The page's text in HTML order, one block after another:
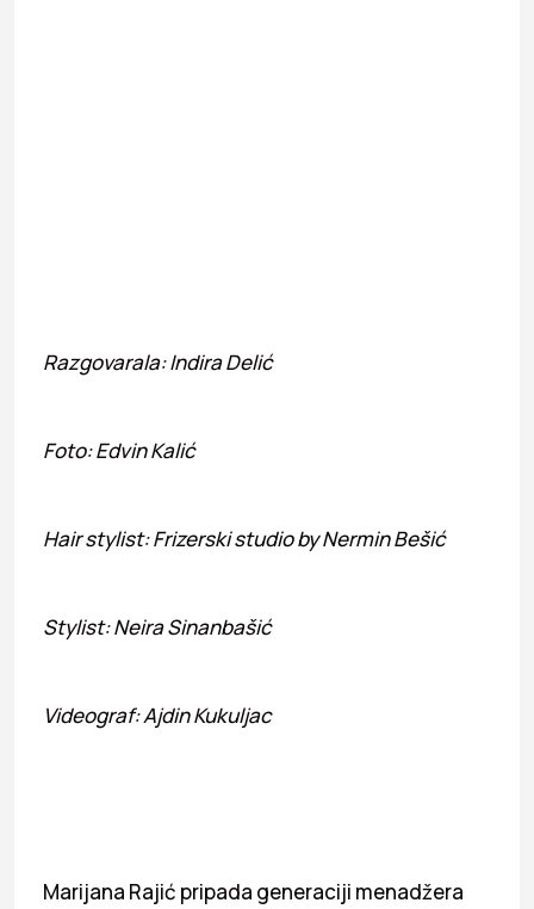
Razgovarala: Indira Delić
Foto: Edvin Kalić
Hair stylist: Frizerski studio by Nermin Bešić
Stylist: Neira Sinanbašić
Videograf: Ajdin Kukuljac
Marijana Rajić pripada generaciji menadžera